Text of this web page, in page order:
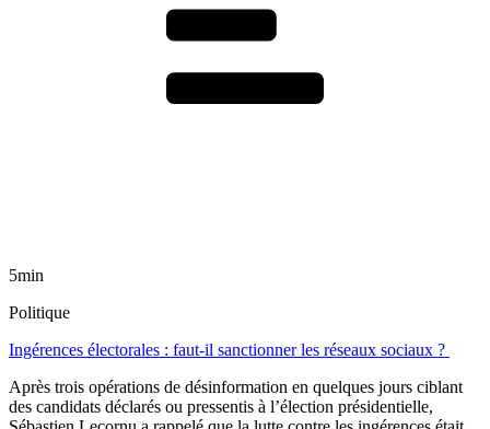
5min
Politique
Ingérences électorales : faut-il sanctionner les réseaux sociaux ?
Après trois opérations de désinformation en quelques jours ciblant
des candidats déclarés ou pressentis à l’élection présidentielle,